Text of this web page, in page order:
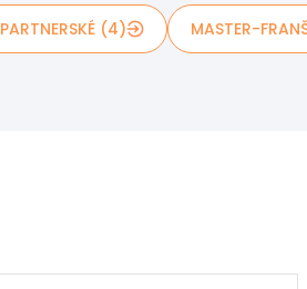
PARTNERSKÉ (4) MASTER-